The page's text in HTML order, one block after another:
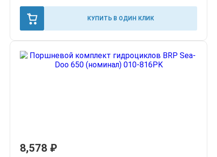
КУПИТЬ В ОДИН КЛИК
8,578 ₽